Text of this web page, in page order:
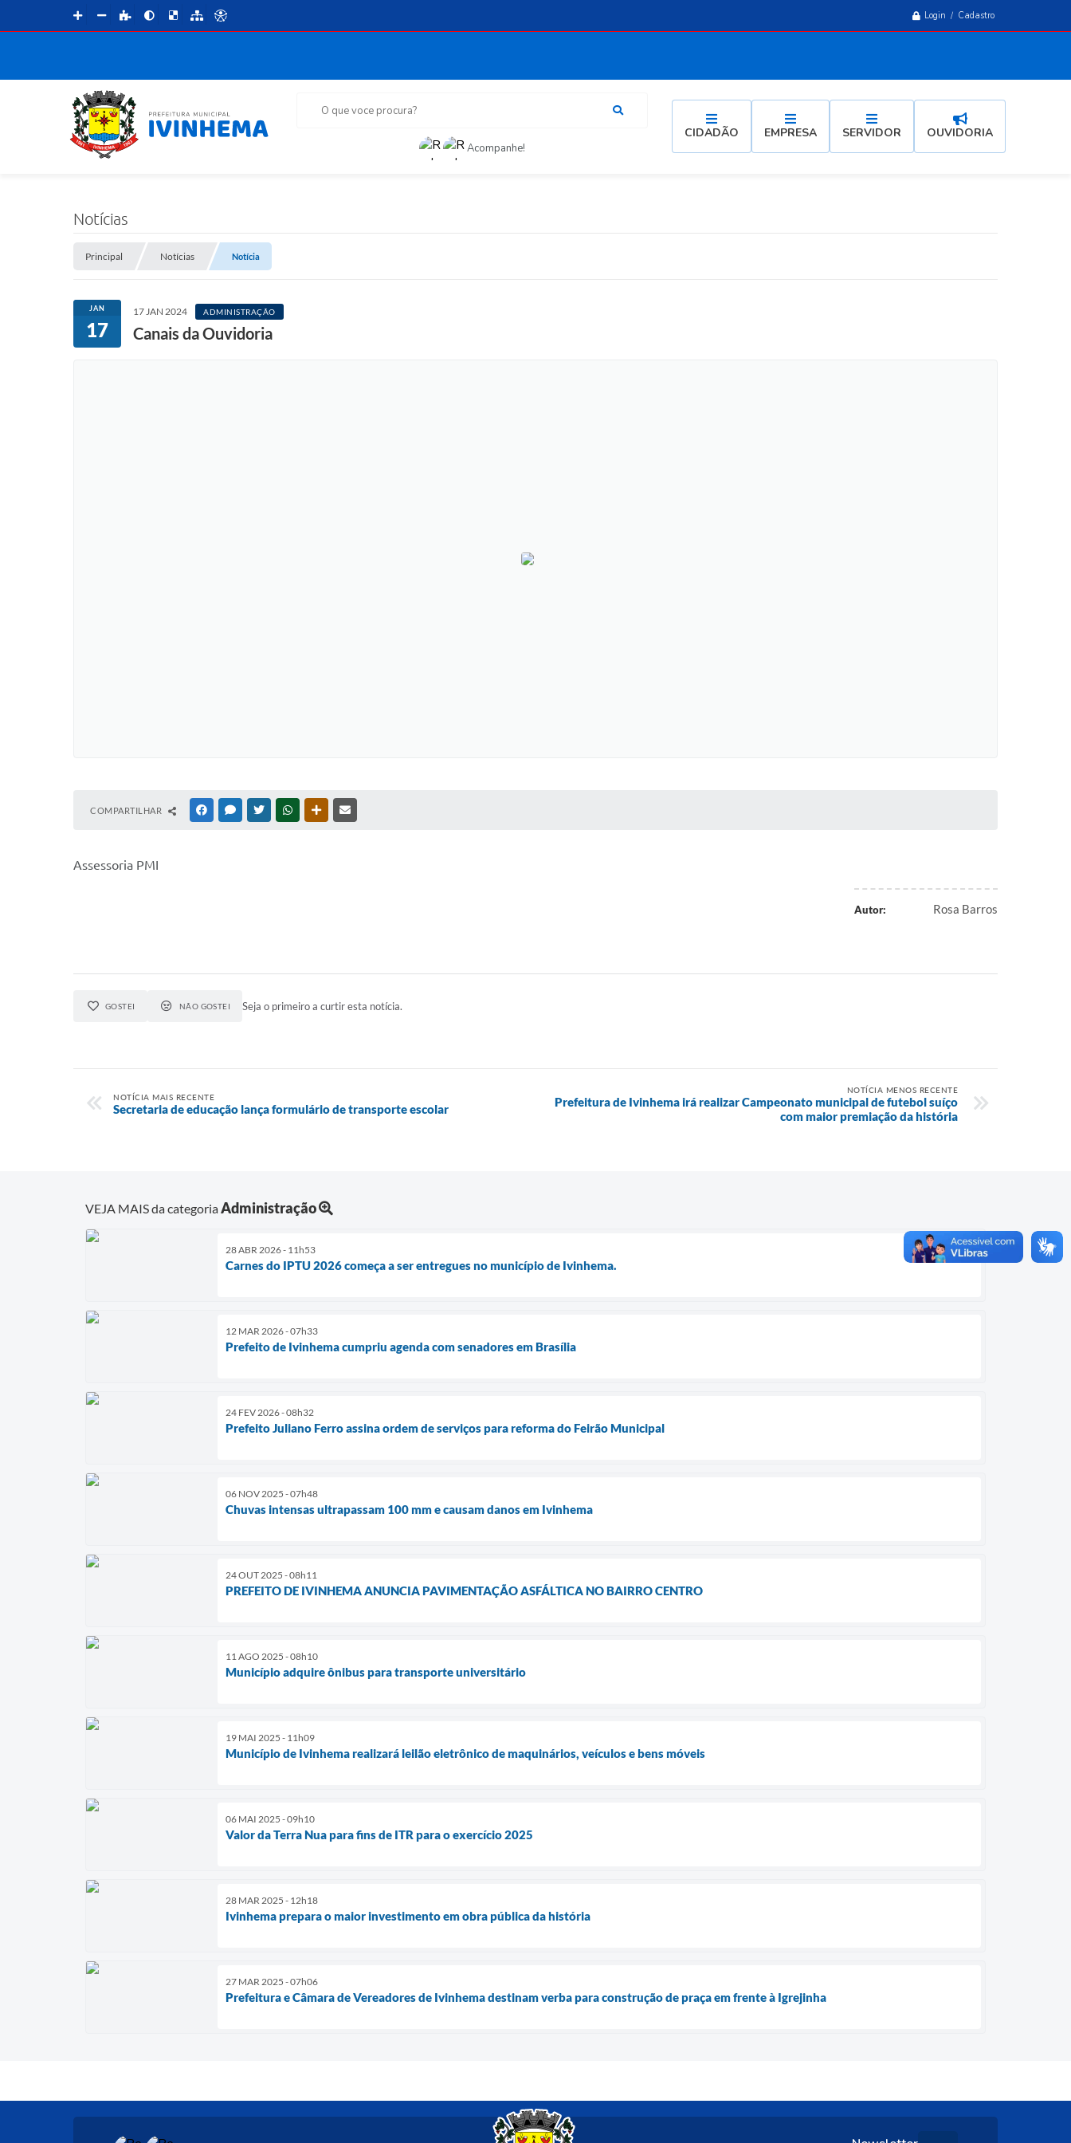
Login / Cadastro
O que voce procura?
Acompanhe!
CIDADÃO EMPRESA SERVIDOR OUVIDORIA
Notícias
Principal Notícias Notícia
JAN
17
17 JAN 2024 ADMINISTRAÇÃO
Canais da Ouvidoria
COMPARTILHAR FACEBOOKMESSENGER
TWITTERWHATSAPPOUTRAS MÍDIAS
Assessoria PMI
Autor: Rosa Barros
GOSTEI NÃO GOSTEI Seja o primeiro a curtir esta notícia.
NOTÍCIA MAIS RECENTE
Secretaria de educação lança formulário de transporte escolar
NOTÍCIA MENOS RECENTE
Prefeitura de Ivinhema irá realizar Campeonato municipal de futebol suíço
com maior premiação da história
VEJA MAIS da categoriaAdministração
28 ABR 2026 - 11h53
Carnes do IPTU 2026 começa a ser entregues no município de Ivinhema.
12 MAR 2026 - 07h33
Prefeito de Ivinhema cumpriu agenda com senadores em Brasília
24 FEV 2026 - 08h32
Prefeito Juliano Ferro assina ordem de serviços para reforma do Feirão Municipal
06 NOV 2025 - 07h48
Chuvas intensas ultrapassam 100 mm e causam danos em Ivinhema
24 OUT 2025 - 08h11
PREFEITO DE IVINHEMA ANUNCIA PAVIMENTAÇÃO ASFÁLTICA NO BAIRRO CENTRO
11 AGO 2025 - 08h10
Município adquire ônibus para transporte universitário
19 MAI 2025 - 11h09
Município de Ivinhema realizará leilão eletrônico de maquinários, veículos e bens móveis
06 MAI 2025 - 09h10
Valor da Terra Nua para fins de ITR para o exercício 2025
28 MAR 2025 - 12h18
Ivinhema prepara o maior investimento em obra pública da história
27 MAR 2025 - 07h06
Prefeitura e Câmara de Vereadores de Ivinhema destinam verba para construção de praça em frente à Igrejinha